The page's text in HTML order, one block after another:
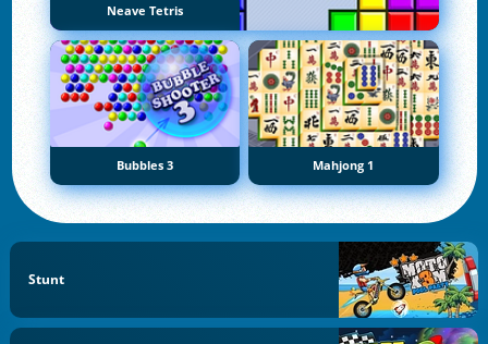
Neave Tetris
Bubbles 3 Mahjong 1
Stunt